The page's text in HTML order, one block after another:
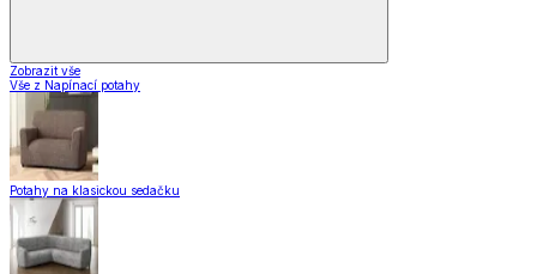
Zobrazit vše
Vše z Napínací potahy
Potahy na klasickou sedačku